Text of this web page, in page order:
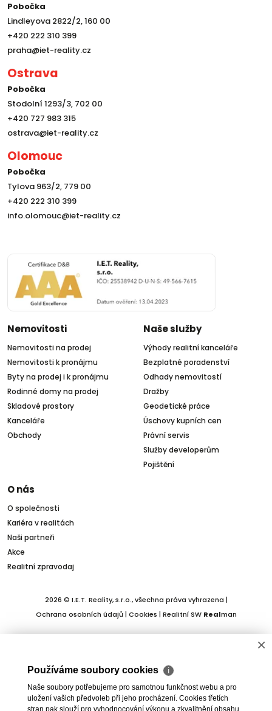
Pobočka
Lindleyova 2822/2, 160 00
+420 222 310 399
praha@iet-reality.cz
Ostrava
Pobočka
Stodolní 1293/3, 702 00
+420 727 983 315
ostrava@iet-reality.cz
Olomouc
Pobočka
Tylova 963/2, 779 00
+420 222 310 399
info.olomouc@iet-reality.cz
Nemovitosti
Nemovitosti na prodej
Nemovitosti k pronájmu
Byty na prodej i k pronájmu
Rodinné domy na prodej
Skladové prostory
Kanceláře
Obchody
Naše služby
Výhody realitní kanceláře
Bezplatné poradenství
Odhady nemovitostí
Dražby
Geodetické práce
Úschovy kupních cen
Právní servis
Služby developerům
Pojištění
O nás
O společnosti
Kariéra v realitách
Naši partneři
Akce
Realitní zpravodaj
2026 © I.E.T. Reality, s.r.o., všechna práva vyhrazena |
Ochrana osobních údajů| Cookies | Realitní SW Realman
×
Používáme soubory cookies ℹ
Naše soubory potřebujeme pro samotnou funkčnost webu a pro
uložení vašich předvoleb při jeho procházení. Cookies třetích
stran pak slouží pro vyhodnocování výkonu a zkvalitnění obsahu